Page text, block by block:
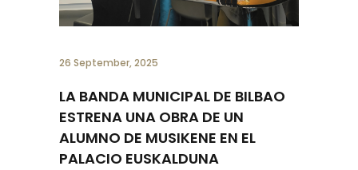
26 September, 2025
LA BANDA MUNICIPAL DE BILBAO
ESTRENA UNA OBRA DE UN
ALUMNO DE MUSIKENE EN EL
PALACIO EUSKALDUNA